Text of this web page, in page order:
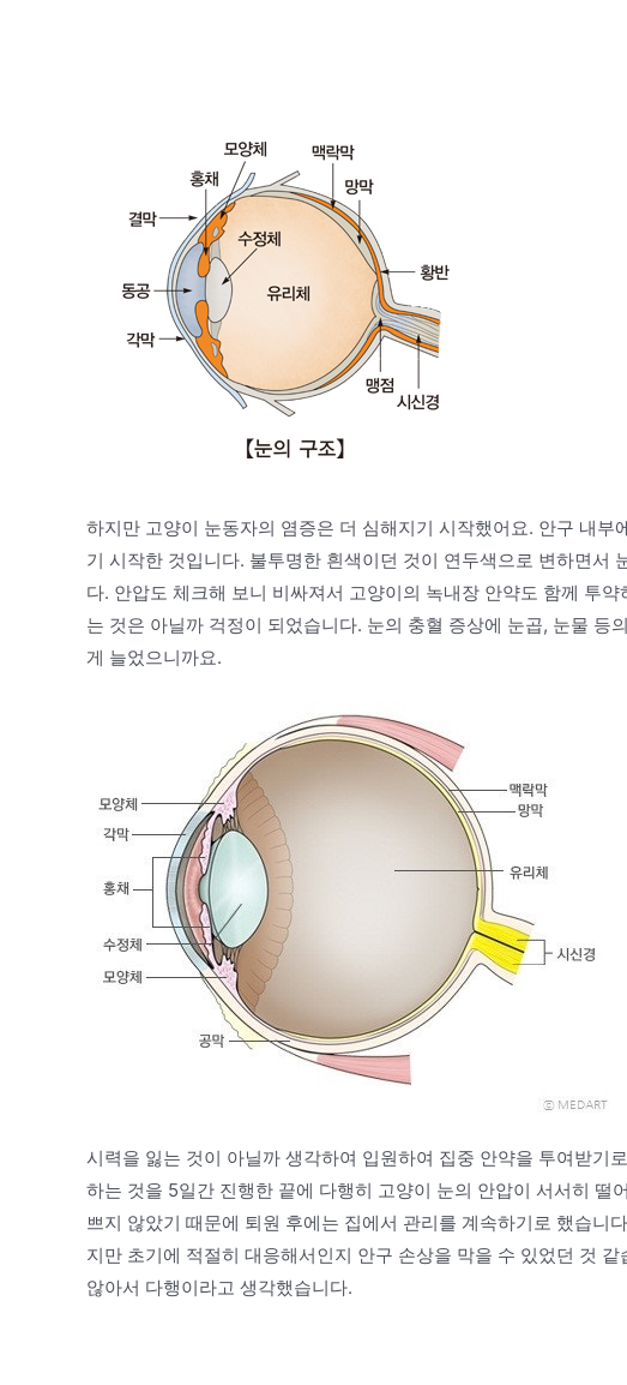
하지만 고양이 눈동자의 염증은 더 심해지기 시작했어요. 안구 내부
기 시작한 것입니다. 불투명한 흰색이던 것이 연두색으로 변하면서
다. 안압도 체크해 보니 비싸져서 고양이의 녹내장 안약도 함께 투
는 것은 아닐까 걱정이 되었습니다. 눈의 충혈 증상에 눈곱, 눈물 등
게 늘었으니까요.
시력을 잃는 것이 아닐까 생각하여 입원하여 집중 안약을 투여받기
하는 것을 5일간 진행한 끝에 다행히 고양이 눈의 안압이 서서히 떨
쁘지 않았기 때문에 퇴원 후에는 집에서 관리를 계속하기로 했습니
지만 초기에 적절히 대응해서인지 안구 손상을 막을 수 있었던 것
않아서 다행이라고 생각했습니다.